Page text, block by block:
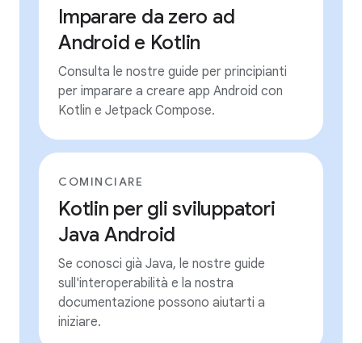
Imparare da zero ad
Android e Kotlin
Consulta le nostre guide per principianti
per imparare a creare app Android con
Kotlin e Jetpack Compose.
COMINCIARE
Kotlin per gli sviluppatori
Java Android
Se conosci già Java, le nostre guide
sull'interoperabilità e la nostra
documentazione possono aiutarti a
iniziare.